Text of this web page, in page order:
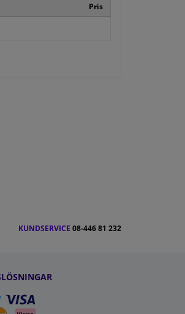
Pris
KUNDSERVICE 08-446 81 232